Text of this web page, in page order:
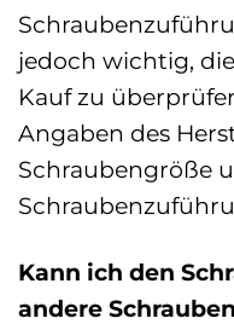
jedoch wichtig,
Kauf zu
Angaben des
Schraubengröße
Kann ich den
andere